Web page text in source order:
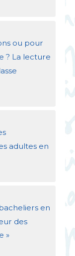
ou pour
? La lecture
adultes en
en
des
»